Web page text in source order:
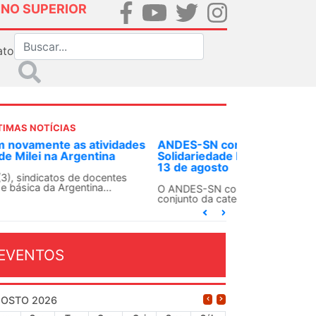
SUPERIOR
NOTÍCIAS
SN convoca docentes para Dia de
Internacionalista com Cuba em
SN conclama suas seções sindicais e o
da categoria docente a construírem, no